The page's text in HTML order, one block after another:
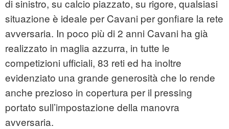
di sinistro, su calcio piazzato, su rigore, qualsiasi
situazione è ideale per Cavani per gonfiare la rete
avversaria. In poco più di 2 anni Cavani ha già
realizzato in maglia azzurra, in tutte le
competizioni ufficiali, 83 reti ed ha inoltre
evidenziato una grande generosità che lo rende
anche prezioso in copertura per il pressing
portato sull’impostazione della manovra
avversaria.